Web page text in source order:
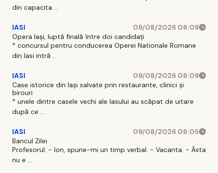
din capacita ...
IASI
09/08/2026 08:09
Opera Iași, luptă finală între doi candidați
* concursul pentru conducerea Operei Nationale Romane
din Iasi intră ...
IASI
09/08/2026 08:09
Case istorice din Iași salvate prin restaurante, clinici și
birouri
* unele dintre casele vechi ale Iasului au scăpat de uitare
după ce ...
IASI
09/08/2026 08:05
Bancul Zilei
Profesorul: - Ion, spune-mi un timp verbal. - Vacanta. - Ăsta
nu e ...